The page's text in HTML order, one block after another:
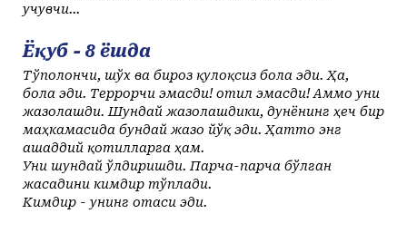
учувчи...
Ёқуб - 8 ёшда
Тўполончи, шўх ва бироз қулоқсиз бола эди. Ҳа,
бола эди. Террорчи эмасди! Қотил эмасди! Аммо уни
жазолашди. Шундай жазолашдики, дунёнинг ҳеч бир
маҳкамасида бундай жазо йўқ эди. Ҳатто энг
ашаддий қотилларга ҳам.
Уни шундай ўлдиришди. Парча-парча бўлган
жасадини кимдир тўплади.
Кимдир - унинг отаси эди.